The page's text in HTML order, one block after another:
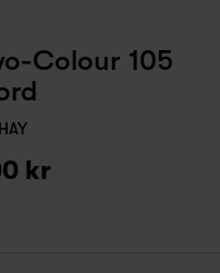
Colour 105
HAY
kr